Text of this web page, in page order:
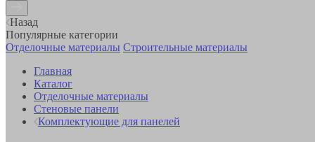
Назад
Популярные категории
Отделочные материалы Строительные материалы
Главная
Каталог
Отделочные материалы
Стеновые панели
Комплектующие для панелей